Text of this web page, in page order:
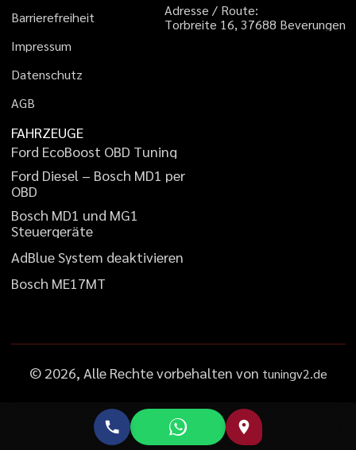
Barrierefreiheit
Impressum
Datenschutz
AGB
Adresse / Route:
Torbreite 16, 37688 Beverungen
FAHRZEUGE
Ford EcoBoost OBD Tuning
Ford Diesel – Bosch MD1 per
OBD
Bosch MD1 und MG1
Steuergeräte
AdBlueSystem deaktivieren
Bosch ME17MT
© 2026, Alle Rechte vorbehalten von tuningv2.de